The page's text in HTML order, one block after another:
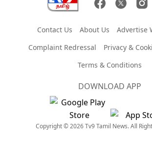
Contact Us About Us
Advertise
Complaint Redressal
Privacy &
Terms & Conditions
DOWNLOAD APP
Copyright © 2026 Tv9 Tamil News. All